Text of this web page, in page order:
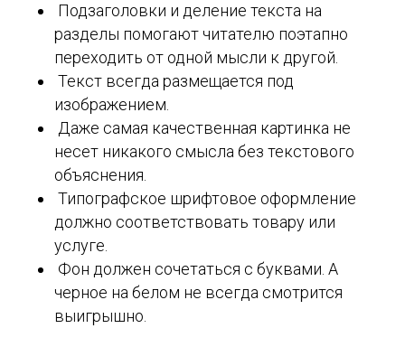
Подзаголовки и деление текста на
разделы помогают читателю поэтапно
переходить от одной мысли к другой.
Текст всегда размещается под
изображением.
Даже самая качественная картинка не
несет никакого смысла без текстового
объяснения.
Типографское шрифтовое оформление
должно соответствовать товару или
услуге.
Фон должен сочетаться с буквами. А
черное на белом не всегда смотрится
выигрышно.